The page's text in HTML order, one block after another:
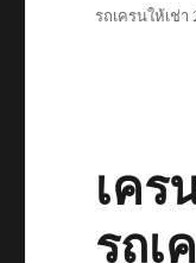
รถเครนให้เช่
เคร
รถเ